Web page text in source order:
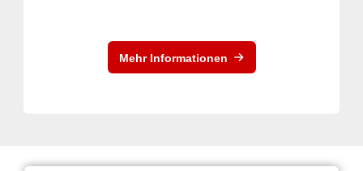
Mehr Informationen